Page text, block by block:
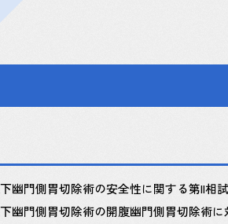
幽門側胃切除術の安全性に関する第II相
幽門側胃切除術の開腹幽門側胃切除術